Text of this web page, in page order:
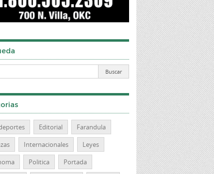
Editorial
Farandula
Internacionales
Leyes
Politica
Portada